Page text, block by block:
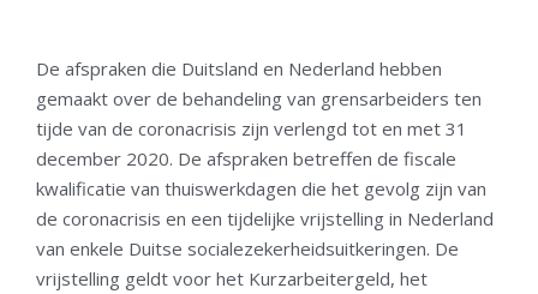
De afspraken die Duitsland en Nederland hebben
gemaakt over de behandeling van grensarbeiders ten
tijde van de coronacrisis zijn verlengd tot en met 31
december 2020. De afspraken betreffen de fiscale
kwalificatie van thuiswerkdagen die het gevolg zijn van
de coronacrisis en een tijdelijke vrijstelling in Nederland
van enkele Duitse socialezekerheidsuitkeringen. De
vrijstelling geldt voor het Kurzarbeitergeld, het